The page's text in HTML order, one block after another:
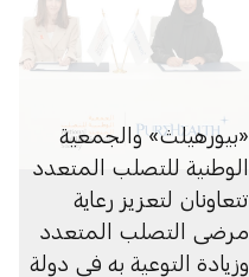
«بيورهيلث» والجمعية
الوطنية للتصلب المتعدد
تتعاونان لتعزيز رعاية
مرضى التصلب المتعدد
وزيادة التوعية به في دولة